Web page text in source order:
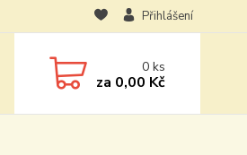
Přihlášení
0ks
za 0,00 Kč